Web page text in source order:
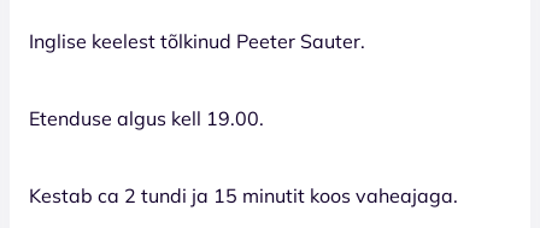
Inglise keelest tõlkinud Peeter Sauter.
Etenduse algus kell 19.00.
Kestab ca 2 tundi ja 15 minutit koos vaheajaga.